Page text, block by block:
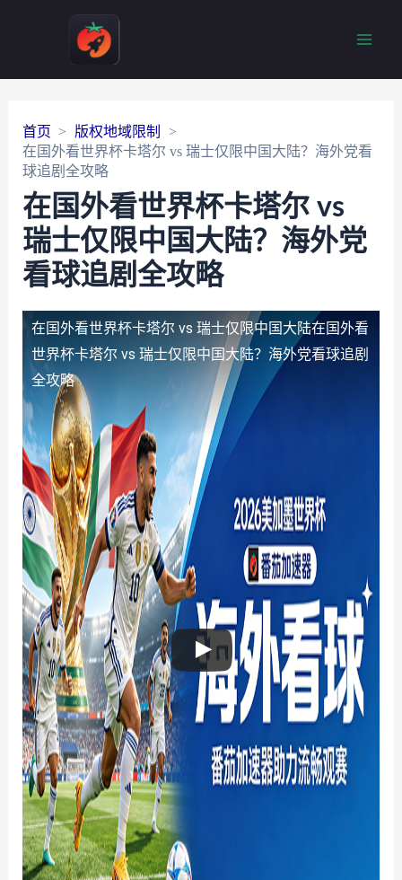
首页
版权地域限制
在国外看世界杯卡塔尔 vs 瑞士仅限中国大陆？海外党看
球追剧全攻略
在国外看世界杯卡塔尔 vs
瑞士仅限中国大陆？海外党
看球追剧全攻略
在国外看世界杯卡塔尔 vs 瑞士仅限中国大陆在国外看
世界杯卡塔尔 vs 瑞士仅限中国大陆？海外党看球追剧
全攻略